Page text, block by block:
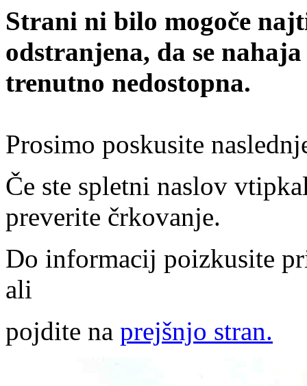
Strani ni bilo mogoče
odstranjena, da se
trenutno nedostopna.
Prosimo poskusite
Če ste spletni naslov
preverite črkovanje.
Do informacij poizkusite
ali
pojdite na prejšnjo stran.